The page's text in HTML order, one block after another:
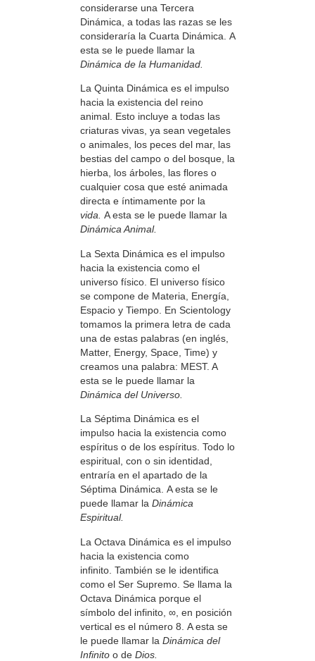
considerarse una Tercera
Dinámica, a todas las razas se les
consideraría la Cuarta Dinámica. A
esta se le puede llamar la
Dinámica de la Humanidad.
La Quinta Dinámica es el impulso
hacia la existencia del reino
animal. Esto incluye a todas las
criaturas vivas, ya sean vegetales
o animales, los peces del mar, las
bestias del campo o del bosque, la
hierba, los árboles, las flores o
cualquier cosa que esté animada
directa e íntimamente por la
vida. A esta se le puede llamar la
Dinámica Animal.
La Sexta Dinámica es el impulso
hacia la existencia como el
universo físico. El universo físico
se compone de Materia, Energía,
Espacio y Tiempo. En Scientology
tomamos la primera letra de cada
una de estas palabras (en inglés,
Matter, Energy, Space, Time) y
creamos una palabra: MEST. A
esta se le puede llamar la
Dinámica del Universo.
La Séptima Dinámica es el
impulso hacia la existencia como
espíritus o de los espíritus. Todo lo
espiritual, con o sin identidad,
entraría en el apartado de la
Séptima Dinámica. A esta se le
puede llamar la Dinámica
Espiritual.
La Octava Dinámica es el impulso
hacia la existencia como
infinito. También se le identifica
como el Ser Supremo. Se llama la
Octava Dinámica porque el
símbolo del infinito, ∞, en posición
vertical es el número 8. A esta se
le puede llamar la Dinámica del
Infinito o de Dios.